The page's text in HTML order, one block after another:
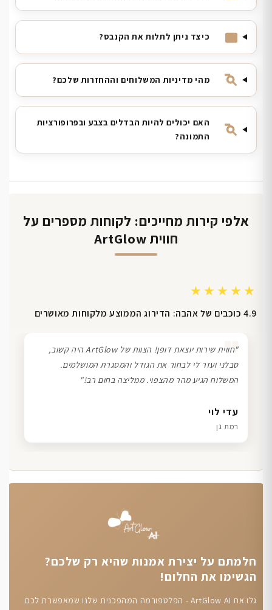
כיצד ניתן לתלות את הקנבס?
מהי מדיניות המשלוחים וההחזרות שלכם?
האם יכולים להיות הבדלים בצבע ובפרופורציות
התמונה?
אלפי קירות מחייכים: לקוחות מספרים על
חווית ArtGlow
★★★★★
4.9 כוכבים של אהבה: הדירוג הממוצע מלקוחות מאושרים
שרון כהן
תל אביב
❞
"חווית שירות יוצאת דופן! הצוות של ArtGlow היה קשוב,
סבלני ועזר לי לבחור את הגודל והמסגרת המושלמים.
המשלוח הגיע מהר מהצפוי. ממליצה בחום רב!"
עדי לוי
רמת גן
דנה גל
חיפה
ליאת ויוסי מ.
הוד השרון
חלמתם על יצירת אמנות שהיא רק שלכם?
הגשימו את החלום!
גלו את ArtGlow AI - הפלטפורמה המהפכנית שלנו שמאפשרת לכם